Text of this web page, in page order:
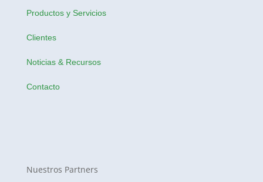
Productos y Servicios
Clientes
Noticias & Recursos
Contacto
Nuestros Partners